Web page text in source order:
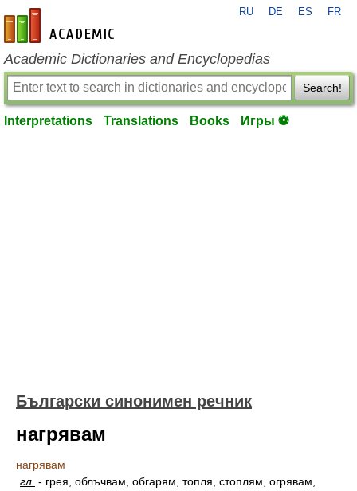
en-academic.com
RU DE ES FR
Academic Dictionaries and Encyclopedias
Search!
Interpretations Translations Books Игры ⚽
Български синонимен речник
нагрявам
нагрявам
гл. - грея, облъчвам, обгарям, топля, стоплям, огрявам,